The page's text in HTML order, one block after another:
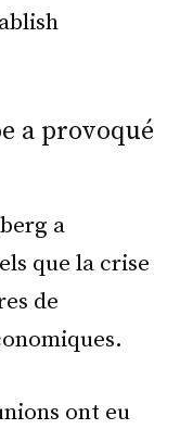
a provoqué
a
que la crise
de
ont eu